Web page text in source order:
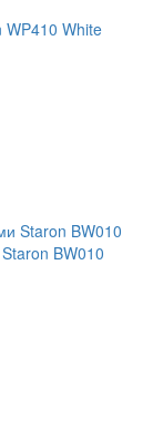
WP410 White
BW010